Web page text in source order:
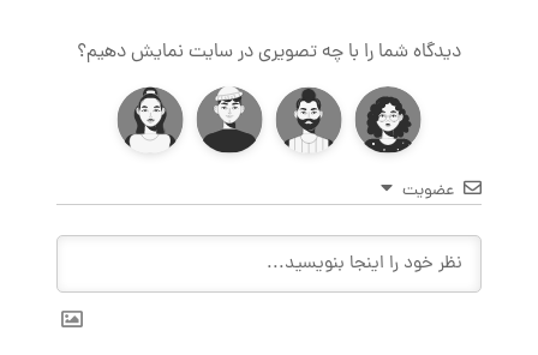
دیدگاه شما را با چه تصویری در سایت نمایش دهیم؟
عضویت